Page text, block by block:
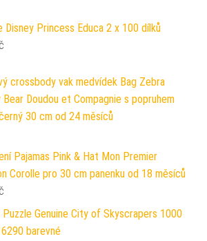
Disney Princess Educa 2 x 100 dílků
crossbody vak medvídek Bag Zebra
Bear Doudou et Compagnie s popruhem
30 cm od 24 měsíců
Pajamas Pink & Hat Mon Premier
Corolle pro 30 cm panenku od 18 měsíců
Puzzle Genuine City of Skyscrapers 1000
barevné